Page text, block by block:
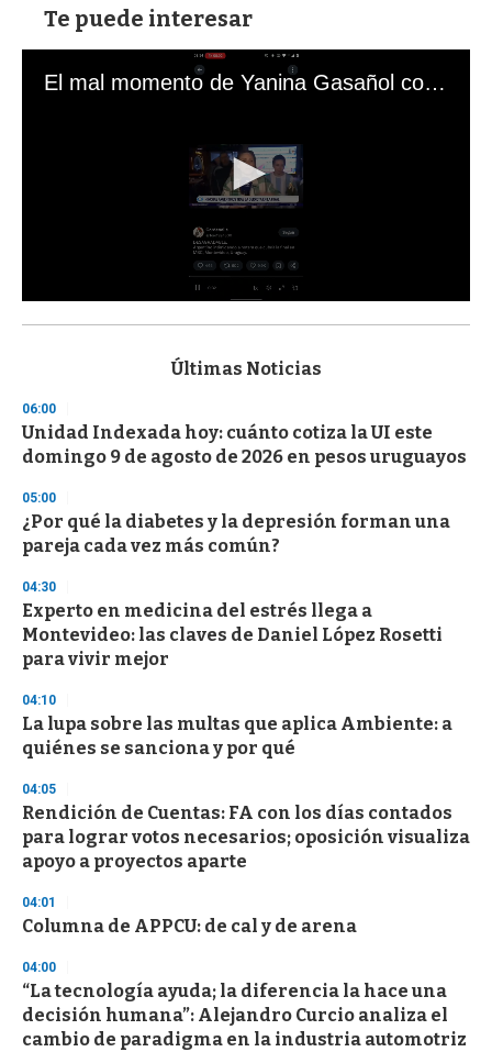
Te puede interesar
El mal momento de Yanina Gasañol con un hincha argentino en "Subrayado"
s
d
s
o
f
3
s
e
c
n
d
s
Últimas Noticias
06:00
Unidad Indexada hoy: cuánto cotiza la UI este
domingo 9 de agosto de 2026 en pesos uruguayos
05:00
¿Por qué la diabetes y la depresión forman una
pareja cada vez más común?
04:30
Experto en medicina del estrés llega a
Montevideo: las claves de Daniel López Rosetti
para vivir mejor
04:10
La lupa sobre las multas que aplica Ambiente: a
quiénes se sanciona y por qué
04:05
Rendición de Cuentas: FA con los días contados
para lograr votos necesarios; oposición visualiza
apoyo a proyectos aparte
04:01
Columna de APPCU: de cal y de arena
04:00
“La tecnología ayuda; la diferencia la hace una
decisión humana”: Alejandro Curcio analiza el
cambio de paradigma en la industria automotriz